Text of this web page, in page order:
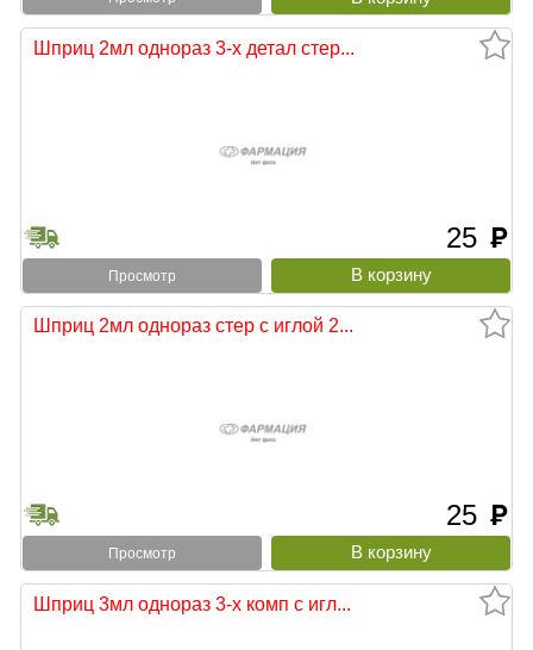
Шприц 2мл однораз 3-х детал стер...
25 руб
Просмотр
Шприц 2мл однораз стер c иглой 2...
25 руб
Просмотр
Шприц 3мл однораз 3-х комп с игл...